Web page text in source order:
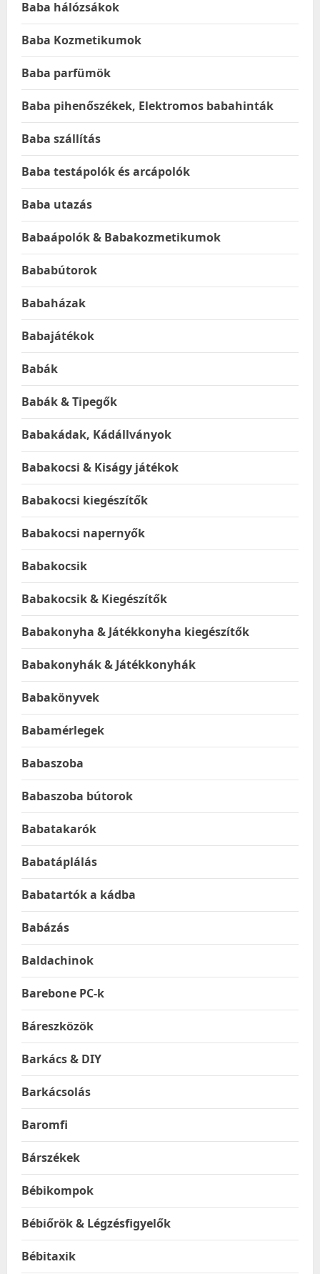
Baba hálózsákok
Baba Kozmetikumok
Baba parfümök
Baba pihenőszékek, Elektromos babahinták
Baba szállítás
Baba testápolók és arcápolók
Baba utazás
Babaápolók & Babakozmetikumok
Bababútorok
Babaházak
Babajátékok
Babák
Babák & Tipegők
Babakádak, Kádállványok
Babakocsi & Kiságy játékok
Babakocsi kiegészítők
Babakocsi napernyők
Babakocsik
Babakocsik & Kiegészítők
Babakonyha & Játékkonyha kiegészítők
Babakonyhák & Játékkonyhák
Babakönyvek
Babamérlegek
Babaszoba
Babaszoba bútorok
Babatakarók
Babatáplálás
Babatartók a kádba
Babázás
Baldachinok
Barebone PC-k
Báreszközök
Barkács & DIY
Barkácsolás
Baromfi
Bárszékek
Bébikompok
Bébiőrök & Légzésfigyelők
Bébitaxik